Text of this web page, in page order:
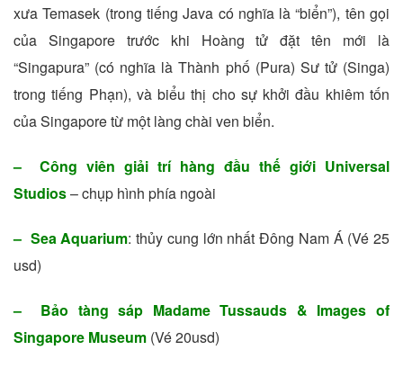
xưa Temasek (trong tiếng Java có nghĩa là “biển”), tên gọi
của Singapore trước khi Hoàng tử đặt tên mới là
“Singapura” (có nghĩa là Thành phố (Pura) Sư tử (Singa)
trong tiếng Phạn), và biểu thị cho sự khởi đầu khiêm tốn
của Singapore từ một làng chài ven biển.
– Công viên giải trí hàng đầu thế giới Universal
Studios– chụp hình phía ngoài
– Sea Aquarium: thủy cung lớn nhất Đông Nam Á (Vé 25
usd)
– Bảo tàng sáp Madame Tussauds & Images of
Singapore Museum (Vé 20usd)